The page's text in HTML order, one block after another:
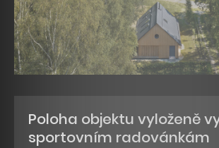
Poloha objektu vyloženě
sportovním radovánkám